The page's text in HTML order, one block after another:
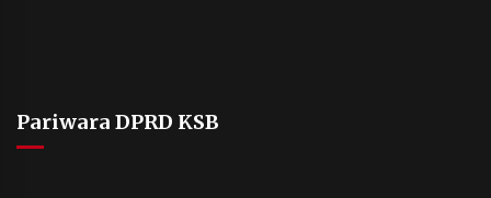
Pariwara DPRD KSB